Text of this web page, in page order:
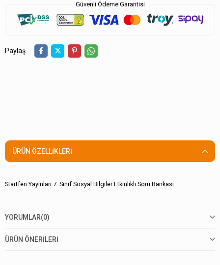
Güvenli Ödeme Garantisi
Paylaş
ÜRÜN ÖZELLIKLERI
Startfen Yayınları 7. Sınıf Sosyal Bilgiler Etkinlikli Soru Bankası
YORUMLAR(0)
ÜRÜN ÖNERILERI